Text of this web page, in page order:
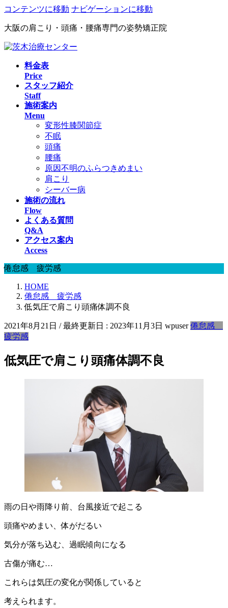
コンテンツに移動 ナビゲーションに移動
大阪の肩こり・頭痛・腰痛専門の姿勢矯正院
料金表
Price
スタッフ紹介
Staff
施術案内
Menu
変形性膝関節症
不眠
頭痛
腰痛
原因不明のふらつきめまい
肩こり
シーバー病
施術の流れ
Flow
よくある質問
Q&A
アクセス案内
Access
倦怠感 疲労感
HOME
倦怠感 疲労感
低気圧で肩こり頭痛体調不良
2021年8月21日 / 最終更新日 : 2023年11月3日 wpuser 倦怠感
疲労感
低気圧で肩こり頭痛体調不良
雨の日や雨降り前、台風接近で起こる
頭痛やめまい、体がだるい
気分が落ち込む、過眠傾向になる
古傷が痛む…
これらは気圧の変化が関係していると
考えられます。